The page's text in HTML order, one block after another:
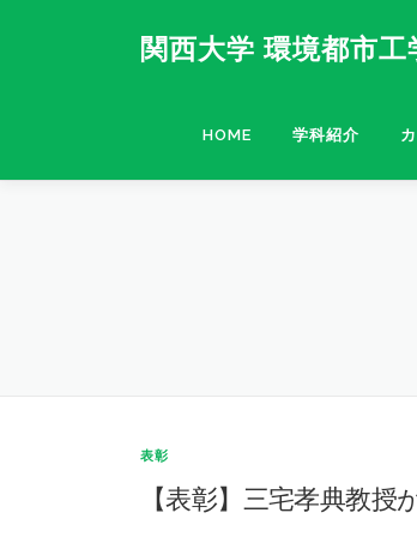
ス
関西大学 環境都市
HOME 学科紹介
表彰
【表彰】三宅孝典教